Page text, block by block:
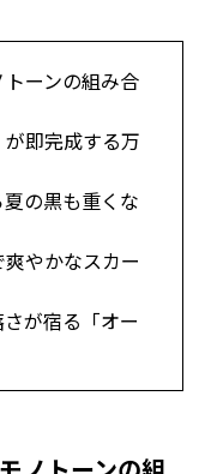
トーンの組み合
が即完成する万
夏の黒も重くな
爽やかなスカー
が宿る「オー